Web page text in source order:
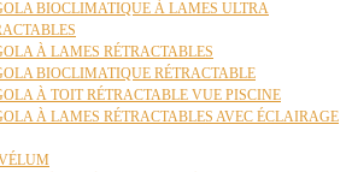
BIOCLIMATIQUE À LAMES ULTRA
À LAMES RÉTRACTABLES
BIOCLIMATIQUE RÉTRACTABLE
À TOIT RÉTRACTABLE VUE PISCINE
À LAMES RÉTRACTABLES AVEC ÉCLAIRAGE